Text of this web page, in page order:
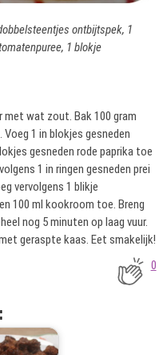
ontbijtspek, 1
1 blokje
met wat zout. Bak 100 gram
1 in blokjes gesneden
gesneden rode paprika toe
1 in ringen gesneden prei
vervolgens 1 blikje
100 ml kookroom toe. Breng
nog 5 minuten op laag vuur.
geraspte kaas. Eet smakelijk!
0